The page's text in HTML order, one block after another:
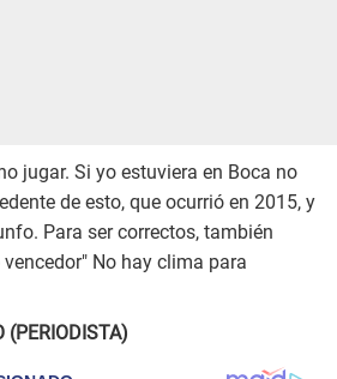
jugar. Si yo estuviera en Boca no
de esto, que ocurrió en 2015, y
Para ser correctos, también
No hay clima para
(PERIODISTA)